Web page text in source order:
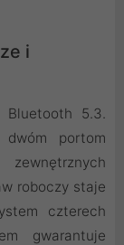
i
5.3.
portom
roboczy staje
czterech
gwarantuje